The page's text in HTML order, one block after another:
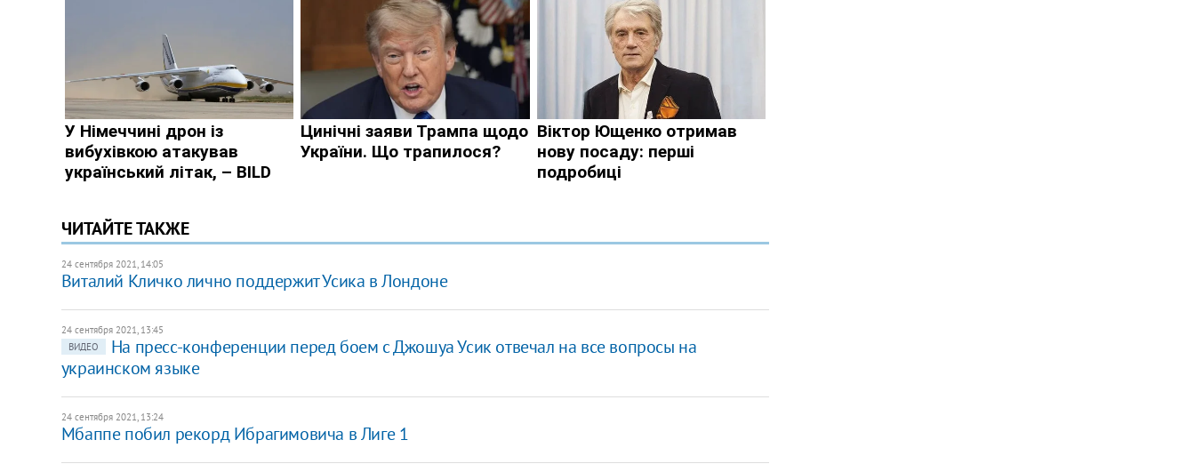
ЧИТАЙТЕ ТАКЖЕ
24 сентября 2021, 14:05
Виталий Кличко лично поддержит Усика в Лондоне
24 сентября 2021, 13:45
ВИДЕО
На пресс-конференции перед боем с Джошуа Усик отвечал на все вопросы на
украинском языке
24 сентября 2021, 13:24
Мбаппе побил рекорд Ибрагимовича в Лиге 1